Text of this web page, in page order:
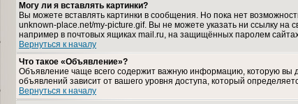
Могу ли я вставлять картинки?
Вы можете вставлять картинки в сообщения. Но пока нет
unknown-place.net/my-picture.gif. Вы не можете указать ни ссылку на
например в почтовых ящиках mail.ru, на защищённых паролем
Вернуться к началу
Что такое «Объявление»?
Объявление чаще всего содержит важную информацию, которую вы
объявлений зависит от вашего уровня доступа, который
Вернуться к началу